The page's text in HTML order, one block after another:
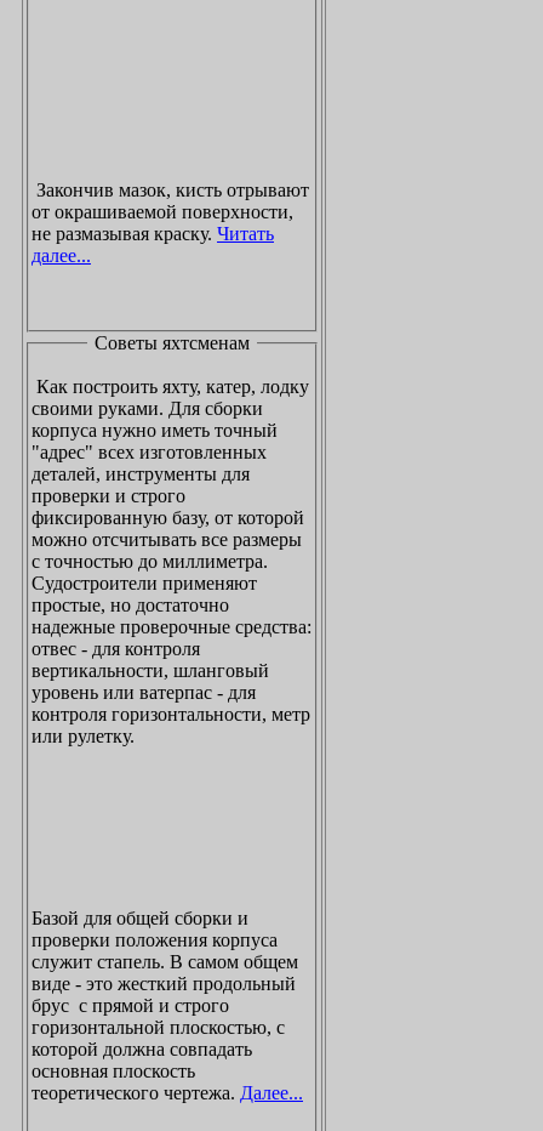
Закончив мазок, кисть отрывают
от окрашиваемой поверхности,
не размазывая краску. Читать
далее...
Советы яхтсменам
Как построить яхту, катер, лодку
своими руками. Для сборки
корпуса нужно иметь точный
"адрес" всех изготовленных
деталей, инструменты для
проверки и строго
фиксированную базу, от которой
можно отсчитывать все размеры
с точностью до миллиметра.
Судостроители применяют
простые, но достаточно
надежные проверочные средства:
отвес - для контроля
вертикальности, шланговый
уровень или ватерпас - для
контроля горизонтальности, метр
или рулетку.
Базой для общей сборки и
проверки положения корпуса
служит стапель. В самом общем
виде - это жесткий продольный
брус с прямой и строго
горизонтальной плоскостью, с
которой должна совпадать
основная плоскость
теоретического чертежа. Далее...